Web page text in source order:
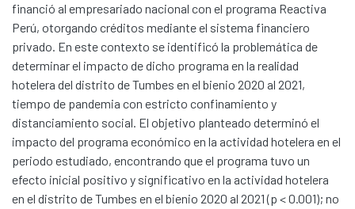
financió al empresariado nacional con el programa Reactiva
Perú, otorgando créditos mediante el sistema financiero
privado. En este contexto se identificó la problemática de
determinar el impacto de dicho programa en la realidad
hotelera del distrito de Tumbes en el bienio 2020 al 2021,
tiempo de pandemia con estricto confinamiento y
distanciamiento social. El objetivo planteado determinó el
impacto del programa económico en la actividad hotelera en el
periodo estudiado, encontrando que el programa tuvo un
efecto inicial positivo y significativo en la actividad hotelera
en el distrito de Tumbes en el bienio 2020 al 2021 (p < 0.001); no